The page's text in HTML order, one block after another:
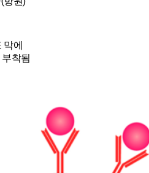
막에
착됨